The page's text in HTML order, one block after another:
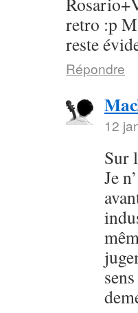
retro :p
reste
Répondre
12
Sur
Je